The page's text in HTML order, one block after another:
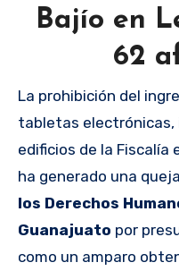
Bajío en
62
La prohibición del
tabletas electrónicas,
edificios de la Fiscalía
ha generado una
los Derechos
Guanajuato por
como un amparo